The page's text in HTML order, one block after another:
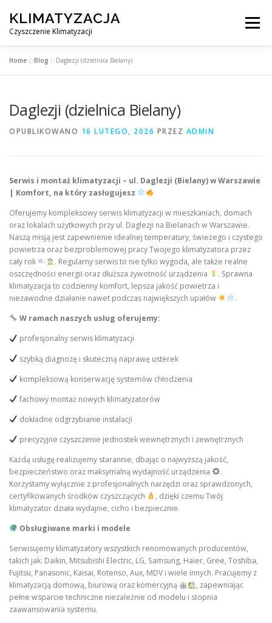
treści
KLIMATYZACJA
Czyszczenie Klimatyzacji
Menu
OBSŁUGIWANE MIASTA POD WARSZAWĄ
Home »Blog »Daglezji (dzielnica Bielany)
Daglezji (dzielnica Bielany)
OPUBLIKOWANO 16 LUTEGO, 2026 PRZEZ ADMIN
Serwis i montaż klimatyzacji – ul. Daglezji (Bielany) w Warszawie
| Komfort, na który zasługujesz
Oferujemy kompleksowy serwis klimatyzacji w mieszkaniach, domach
oraz lokalach użytkowych przy ul. Daglezji na Bielanach w Warszawie.
Naszą misją jest zapewnienie idealnej temperatury, świeżego i czystego
powietrza oraz bezproblemowej pracy Twojego klimatyzatora przez
cały rok
. Regularny serwis to nie tylko wygoda, ale także realne
oszczędności energii oraz dłuższa żywotność urządzenia
. Sprawna
klimatyzacja to codzienny komfort, lepsza jakość powietrza i
niezawodne działanie nawet podczas największych upałów
.
W ramach naszych usług oferujemy:
profesjonalny serwis klimatyzacji
szybką diagnozę i skuteczną naprawę usterek
kompleksową konserwację systemów chłodzenia
fachowy montaż nowych klimatyzatorów
dokładne odgrzybianie instalacji
precyzyjne czyszczenie jednostek wewnętrznych i zewnętrznych
Każdą usługę realizujemy starannie, dbając o najwyższą jakość,
bezpieczeństwo oraz maksymalną wydajność urządzenia
.
Korzystamy wyłącznie z profesjonalnych narzędzi oraz sprawdzonych,
certyfikowanych środków czyszczących
, dzięki czemu Twój
klimatyzator działa wydajnie, cicho i bezpiecznie.
Obsługiwane marki i modele
Serwisujemy klimatyzatory wszystkich renomowanych producentów,
takich jak: Daikin, Mitsubishi Electric, LG, Samsung, Haier, Gree, Toshiba,
Fujitsu, Panasonic, Kaisai, Rotenso, Aux, MDV i wiele innych. Pracujemy z
klimatyzacją domową, biurową oraz komercyjną
, zapewniając
pełne wsparcie techniczne niezależnie od modelu i stopnia
zaawansowania systemu.